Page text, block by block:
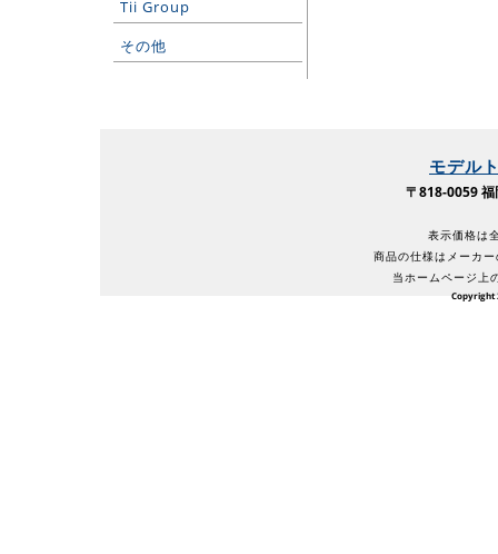
Tii Group
その他
モデル
〒818-0059
表示価格は
商品の仕様はメーカ
当ホームページ上
Copyright